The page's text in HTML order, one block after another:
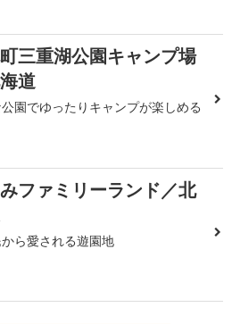
三重湖公園キャンプ場
道
園でゆったりキャンプが楽しめる
ファミリーランド／北
ら愛される遊園地